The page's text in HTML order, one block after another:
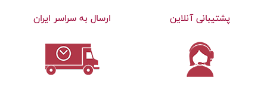
پشتیبانی آنلاین ارسال به سراسر ایران